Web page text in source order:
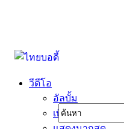
วีดีโอ
อัลบั้ม
เพิ่มล่าสุด